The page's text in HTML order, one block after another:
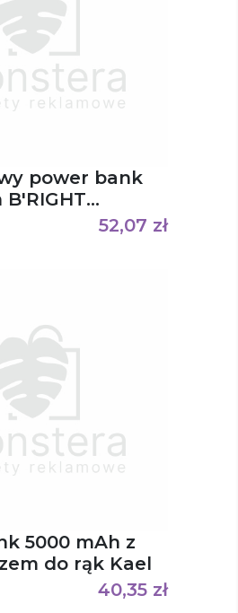
power bank
52,07 zł
5000 mAh z
ogrzewaczem do rąk Kael
40,35 zł